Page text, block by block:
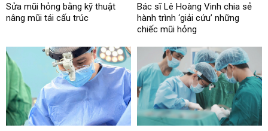
Sửa mũi hỏng bằng kỹ thuật
nâng mũi tái cấu trúc
Bác sĩ Lê Hoàng Vinh chia sẻ
hành trình ‘giải cứu’ những
chiếc mũi hỏng